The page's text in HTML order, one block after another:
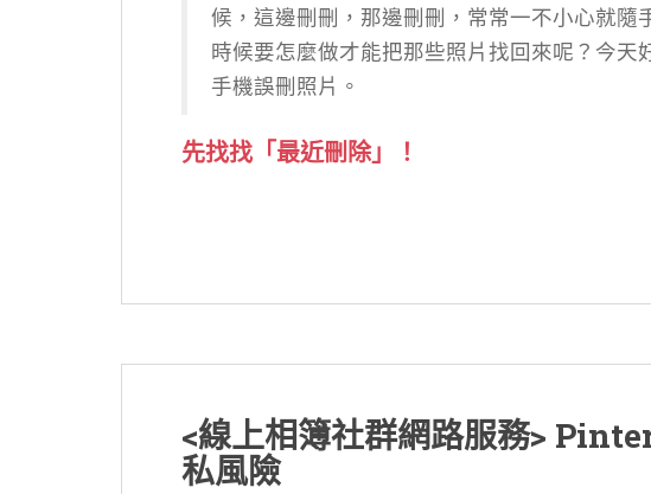
候，這邊刪刪，那邊刪刪，常常一不小心就隨
時候要怎麼做才能把那些照片找回來呢？今天
手機誤刪照片。
先找找「最近刪除」！
<線上相簿社群網路服務>
私風險